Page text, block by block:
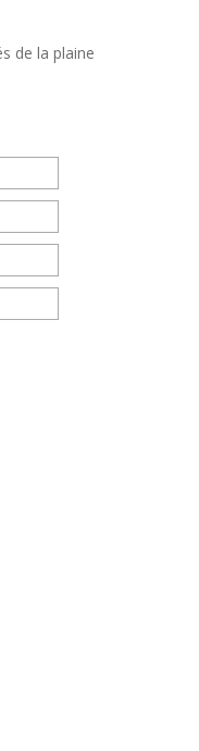
de la plaine